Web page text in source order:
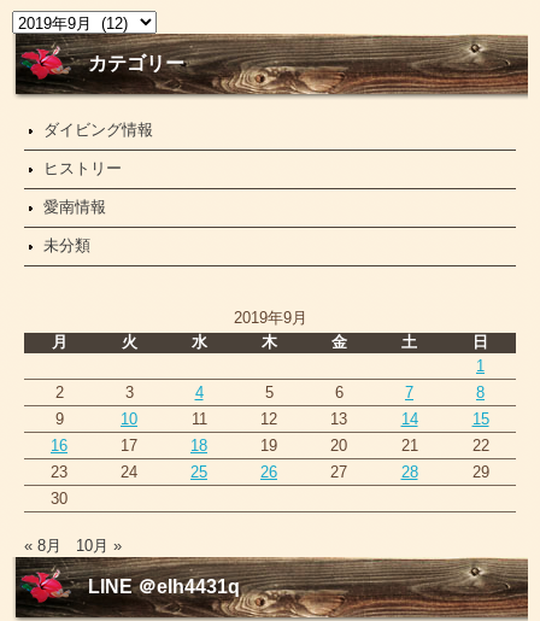
ニ
ュ
ー
カテゴリー
ダイビング情報
ヒストリー
愛南情報
未分類
2019年9月
月
火 水 木 金 土
日
1
2
3 4 5 6 7
8
9
10 11 12 13 14
15
16
17 18 19 20 21
22
23
24 25 26 27 28
29
30
« 8月 10月 »
LINE ＠elh4431q